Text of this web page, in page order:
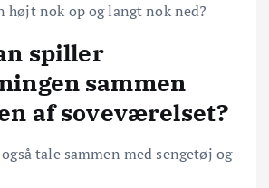
højt nok op og langt nok ned?
spiller
sammen
af soveværelset?
tale sammen med sengetøj og